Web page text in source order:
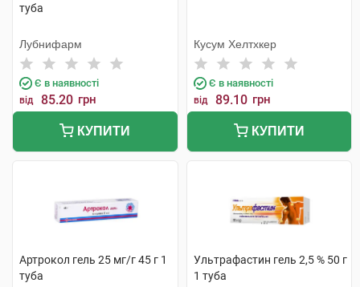
туба
Лубнифарм
Є в наявності
від 85.20 грн
КУПИТИ
Кусум Хелтхкер
Є в наявності
від 89.10 грн
КУПИТИ
Артрокол гель 25 мг/г 45 г 1
туба
Ультрафастин гель 2,5 % 50 г
1 туба